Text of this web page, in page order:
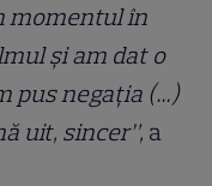
momentul în
și am dat o
pus negația (…)
uit, sincer”, a